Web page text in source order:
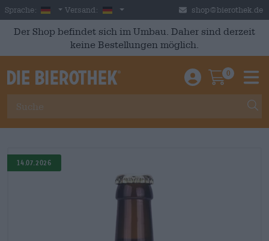
Skip to main content
Sprache: German
Versand: Deutschland shop@bierothek.de
Der Shop befindet sich im Umbau. Daher sind derzeit
keine Bestellungen möglich.
Einloggen /
0
14.07.2026